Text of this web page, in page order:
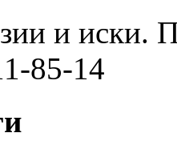
и иски.
85-14